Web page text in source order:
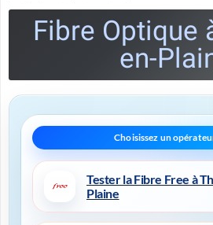
Fibre Optique
en-
Tester la Fibre Free à
Plaine